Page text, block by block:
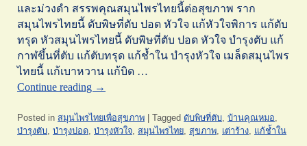
และม่วงดำ สรรพคุณสมุนไพรไทยนี้ต่อสุขภาพ ราก
สมุนไพรไทยนี้ ดับพิษที่ตับ ปอด หัวใจ แก้หัวใจพิการ แก้ตับ
ทรุด หัวสมุนไพรไทยนี้ ดับพิษที่ตับ ปอด หัวใจ บำรุงตับ แก้
กาฬขึ้นที่ตับ แก้ตับทรุด แก้ช้ำใน บำรุงหัวใจ เมล็ดสมุนไพร
ไทยนี้ แก้เบาหวาน แก้บิด …
Continue reading →
Posted in สมุนไพรไทยเพื่อสุขภาพ Tagged ดับพิษที่ตับ, บ้านคุณหมอ,
บำรุงตับ, บำรุงปอด, บำรุงหัวใจ, สมุนไพรไทย, สุขภาพ, เต่าร้าง, แก้ช้ำใน